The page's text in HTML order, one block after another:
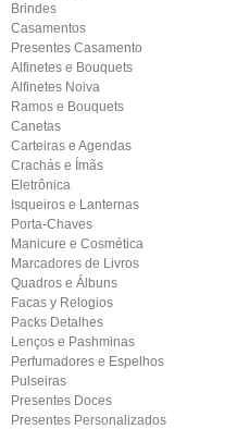
Brindes
Casamentos
Presentes Casamento
Alfinetes e Bouquets
Alfinetes Noiva
Ramos e Bouquets
Canetas
Carteiras e Agendas
Crachás e Ímãs
Eletrônica
Isqueiros e Lanternas
Porta-Chaves
Manicure e Cosmética
Marcadores de Livros
Quadros e Álbuns
Facas y Relogios
Packs Detalhes
Lenços e Pashminas
Perfumadores e Espelhos
Pulseiras
Presentes Doces
Presentes Personalizados